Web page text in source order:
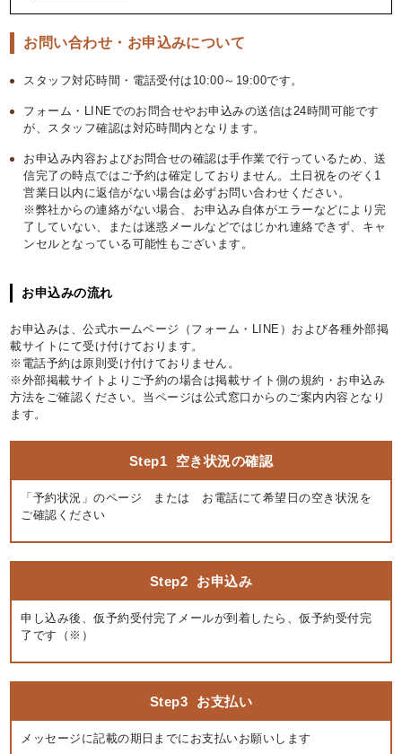
お問い合わせ・お申込みについて
スタッフ対応時間・電話受付は10:00～19:00です。
フォーム・LINEでのお問合せやお申込みの送信は24時間可能です
が、スタッフ確認は対応時間内となります。
お申込み内容およびお問合せの確認は手作業で行っているため、送
信完了の時点ではご予約は確定しておりません。土日祝をのぞく1
営業日以内に返信がない場合は必ずお問い合わせください。
※弊社からの連絡がない場合、お申込み自体がエラーなどにより完
了していない、または迷惑メールなどではじかれ連絡できず、キャ
ンセルとなっている可能性もございます。
お申込みの流れ
お申込みは、公式ホームページ（フォーム・LINE）および各種外部掲
載サイトにて受け付けております。
※電話予約は原則受け付けておりません。
※外部掲載サイトよりご予約の場合は掲載サイト側の規約・お申込み
方法をご確認ください。当ページは公式窓口からのご案内内容となり
ます。
Step1 空き状況の確認
「予約状況」のページ または お電話にて希望日の空き状況を
ご確認ください
Step2 お申込み
申し込み後、仮予約受付完了メールが到着したら、仮予約受付完
了です（※）
Step3 お支払い
メッセージに記載の期日までにお支払いお願いします